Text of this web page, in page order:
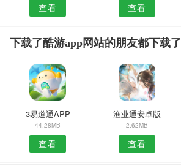
查看 查看
下载了酷游app网站的朋友都下载了
3易道通APP
44.28MB
查看
渔业通安卓版
2.62MB
查看